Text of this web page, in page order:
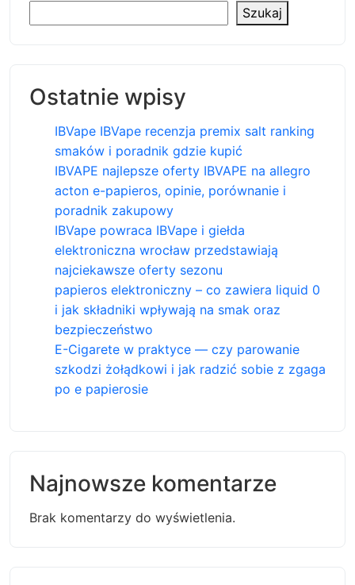
Szukaj
Ostatnie wpisy
IBVape IBVape recenzja premix salt ranking
smaków i poradnik gdzie kupić
IBVAPE najlepsze oferty IBVAPE na allegro
acton e-papieros, opinie, porównanie i
poradnik zakupowy
IBVape powraca IBVape i giełda
elektroniczna wrocław przedstawiają
najciekawsze oferty sezonu
papieros elektroniczny – co zawiera liquid 0
i jak składniki wpływają na smak oraz
bezpieczeństwo
E-Cigarete w praktyce — czy parowanie
szkodzi żołądkowi i jak radzić sobie z zgaga
po e papierosie
Najnowsze komentarze
Brak komentarzy do wyświetlenia.